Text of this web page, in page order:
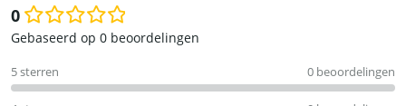
0
Waardering
uit
5
Gebaseerd op 0 beoordelingen
5 sterren 0 beoordelingen